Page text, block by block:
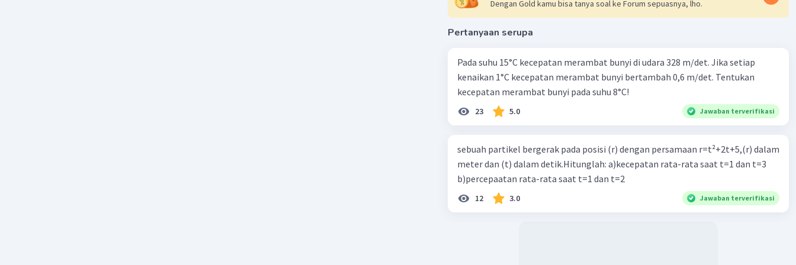
𝜃2 = 60°
FR = ....?
Pembahasan :
Hitung komponen vektor masing-masing gaya :
F1x = -20 (½√3)
F1x = -10√3 N
F1y = F1 sin 𝜃1 (ke atas)
F1y = 20 sin 30°
Dengan Gold kamu bisa tanya soal ke Forum sepuasnya, lho.
Pertanyaan serupa
Pada suhu 15°C kecepatan merambat bunyi di udara 328 m/det. Jika setiap
kenaikan 1°C kecepatan merambat bunyi bertambah 0,6 m/det. Tentukan
kecepatan merambat bunyi pada suhu 8°C!
23 5.0 Jawaban terverifikasi
sebuah partikel bergerak pada posisi (r) dengan persamaan r=t²+2t+5,(r) dalam
meter dan (t) dalam detik.Hitunglah: a)kecepatan rata-rata saat t=1 dan t=3
b)percepaatan rata-rata saat t=1 dan t=2
12 3.0 Jawaban terverifikasi